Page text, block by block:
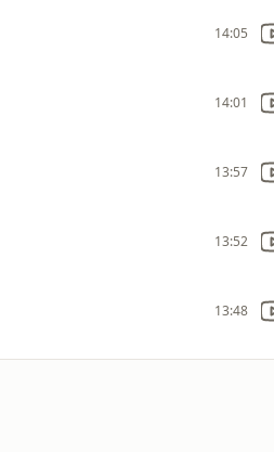
14:05
14:01
13:57
13:52
13:48